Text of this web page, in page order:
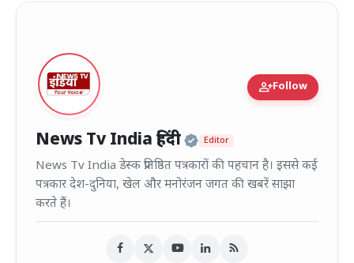
person_addFollow
News Tv India हिंदी Official | Verified
Editor
News Tv India डेस्क प्रतिष्ठित पत्रकारों की पहचान है। इससे कई
पत्रकार देश-दुनिया, खेल और मनोरंजन जगत की खबरें साझा
करते हैं।